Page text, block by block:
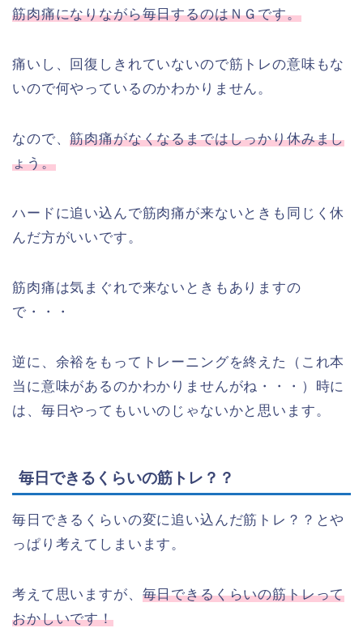
筋肉痛になりながら毎日するのはＮＧです。
痛いし、回復しきれていないので筋トレの意味もな
いので何やっているのかわかりません。
なので、筋肉痛がなくなるまではしっかり休みまし
ょう。
ハードに追い込んで筋肉痛が来ないときも同じく休
んだ方がいいです。
筋肉痛は気まぐれで来ないときもありますの
で・・・
逆に、余裕をもってトレーニングを終えた（これ本
当に意味があるのかわかりませんがね・・・）時に
は、毎日やってもいいのじゃないかと思います。
毎日できるくらいの筋トレ？？
毎日できるくらいの変に追い込んだ筋トレ？？とや
っぱり考えてしまいます。
考えて思いますが、 毎日できるくらいの筋トレって
おかしいです！